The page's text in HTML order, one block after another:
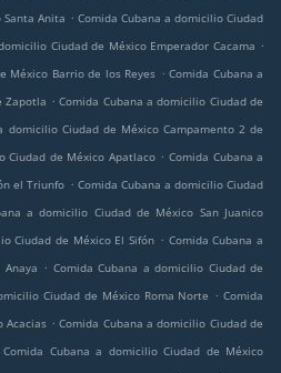
Anita . Comida Cubana a domicilio Ciudad
Ciudad de México Emperador Cacama .
México Barrio de los Reyes . Comida Cubana a
Zapotla . Comida Cubana a domicilio Ciudad de
domicilio Ciudad de México Campamento 2 de
Ciudad de México Apatlaco . Comida Cubana a
el Triunfo . Comida Cubana a domicilio Ciudad
a domicilio Ciudad de México San Juanico
Ciudad de México El Sifón . Comida Cubana a
. Comida Cubana a domicilio Ciudad de
Ciudad de México Roma Norte . Comida
Acacias . Comida Cubana a domicilio Ciudad de
Comida Cubana a domicilio Ciudad de México